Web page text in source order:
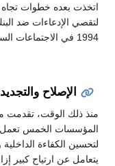
اتخذت بعده خطوات
لتقصي الإدعاءات ضد
1994 في الاجتماعات السنوية التي عقدت في مدريد بأسبانيا.
الإصلاح والتجديد
منذ ذلك الوقت، تقدمت
المؤسسات الخمس تعمل
لتحسين الكفاءة الداخلية
يتعامل عن ارتياح كبير